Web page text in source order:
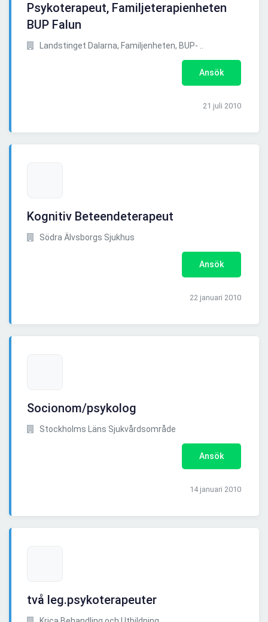
Psykoterapeut, Familjeterapienheten
BUP Falun
Landstinget Dalarna, Familjenheten, BUP- ..
Ansök
21 juli 2010
Kognitiv Beteendeterapeut
Södra Älvsborgs Sjukhus
Ansök
22 januari 2010
Socionom/psykolog
Stockholms Läns Sjukvårdsområde
Ansök
14 januari 2010
två leg.psykoterapeuter